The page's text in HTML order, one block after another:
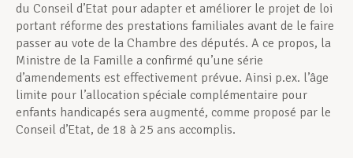
du Conseil d’Etat pour adapter et améliorer le projet de loi
portant réforme des prestations familiales avant de le faire
passer au vote de la Chambre des députés. A ce propos, la
Ministre de la Famille a confirmé qu’une série
d’amendements est effectivement prévue. Ainsi p.ex. l’âge
limite pour l’allocation spéciale complémentaire pour
enfants handicapés sera augmenté, comme proposé par le
Conseil d’Etat, de 18 à 25 ans accomplis.